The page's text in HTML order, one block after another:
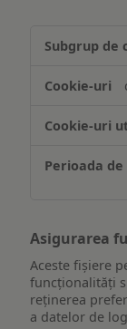
și/sau
informațiilor
pe
dispozitiv
Asigurarea
Aceste fișiere
funcționalități
reţinerea
a datelor de